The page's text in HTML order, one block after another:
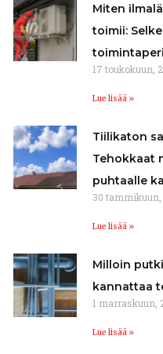
Miten
toimii:
17 toukokuun,
Lue lisää »
Tiilikaton
Tehokkaat
puhtaalle
30 tammikuun,
Lue lisää »
Milloin
kannattaa
1 marraskuun,
Lue lisää »